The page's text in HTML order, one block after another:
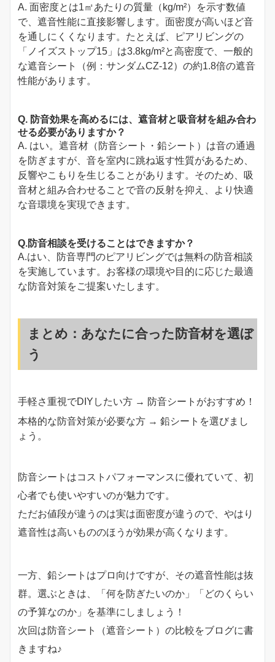
A. 面密度とは1㎡あたりの質量（kg/m²）を示す数値
で、遮音性能に直接影響します。面密度が高いほど音
を通しにくくなります。たとえば、ピアリビングの
「ノイズストップ15」は3.8kg/m²と高密度で、一般的
な遮音シート（例：サンダムCZ-12）の約1.8倍の遮音
性能があります。
Q. 防音効果を高めるには、遮音材と吸音材を組み合わ
せる必要がありますか？
A. はい。遮音材（防音シート・鉛シート）は音の通過
を防ぎますが、音を室内に跳ね返す性質があるため、
反響やこもりを生じることがあります。そのため、吸
音材と組み合わせることで音の反射を抑え、より快適
な音環境を実現できます。
Q.防音相談を受けることはできますか？
A.はい、防音専門のピアリビングでは無料の防音相談
を実施しています。お客様の環境や目的に応じた最適
な防音対策をご提案いたします。
まとめ：あなたに合った防音材を選ぼ
う
手軽さ重視でDIYしたい方 → 防音シートがおすすめ！
本格的な防音対策が必要な方 → 鉛シートを選びまし
ょう。
防音シートはコストパフォーマンスに優れていて、初
心者でも使いやすいのが魅力です。
ただお値段が違うのは実は面密度が違うので、やはり
遮音性は高いもののほうが効果が高くなります。
一方、鉛シートはプロ向けですが、その遮音性能は抜
群。選ぶときは、「何を防ぎたいのか」「どのくらい
の予算なのか」を基準にしましょう！
次回は防音シート（遮音シート）の比較をブログに書
きますね♪